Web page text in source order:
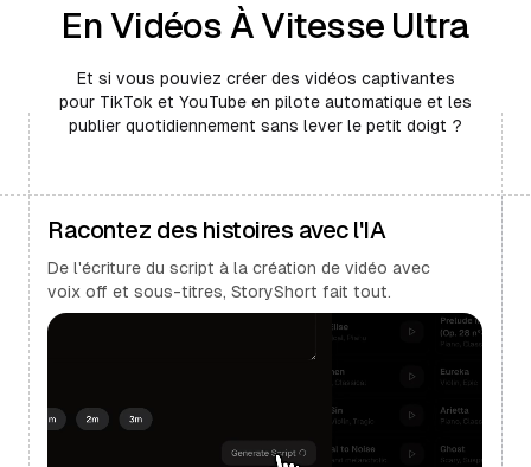
En Vidéos À Vitesse Ultra
Et si vous pouviez créer des vidéos captivantes
pour TikTok et YouTube en pilote automatique et les
publier quotidiennement sans lever le petit doigt ?
Racontez des histoires avec l'IA
De l'écriture du script à la création de vidéo avec
voix off et sous-titres, StoryShort fait tout.